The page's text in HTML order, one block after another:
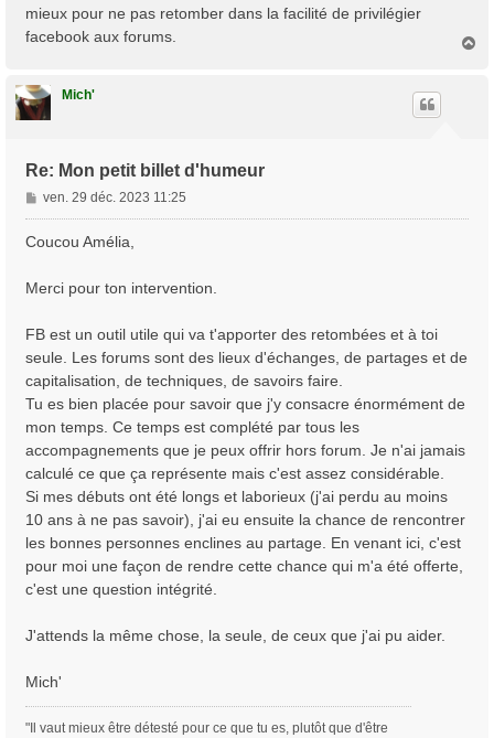
mieux pour ne pas retomber dans la facilité de privilégier
facebook aux forums.
Mich'
Re: Mon petit billet d'humeur
M
e
g
ven. 29 déc. 2023 11:25
Coucou Amélia,
Merci pour ton intervention.
FB est un outil utile qui va t'apporter des retombées et à toi
seule. Les forums sont des lieux d'échanges, de partages et de
capitalisation, de techniques, de savoirs faire.
Tu es bien placée pour savoir que j'y consacre énormément de
mon temps. Ce temps est complété par tous les
accompagnements que je peux offrir hors forum. Je n'ai jamais
calculé ce que ça représente mais c'est assez considérable.
Si mes débuts ont été longs et laborieux (j'ai perdu au moins
10 ans à ne pas savoir), j'ai eu ensuite la chance de rencontrer
les bonnes personnes enclines au partage. En venant ici, c'est
pour moi une façon de rendre cette chance qui m'a été offerte,
c'est une question intégrité.
J'attends la même chose, la seule, de ceux que j'ai pu aider.
Mich'
"Il vaut mieux être détesté pour ce que tu es, plutôt que d'être